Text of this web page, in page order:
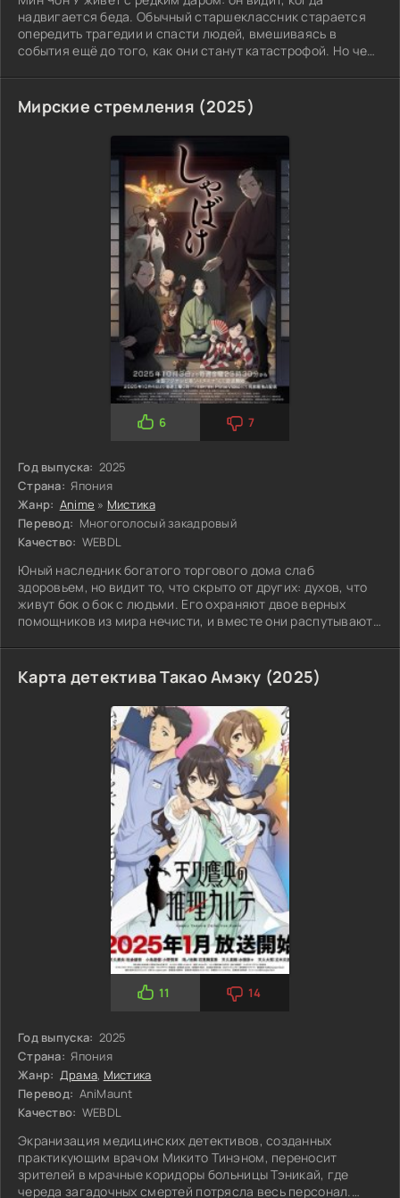
надвигается беда. Обычный старшеклассник старается
опередить трагедии и спасти людей, вмешиваясь в
события ещё до того, как они станут катастрофой. Но чем
подозрительнее это выглядит со стороны.
Мирские стремления (2025)
Год выпуска: 2025
Страна: Япония
Жанр: Anime » Мистика
Перевод: Многоголосый закадровый
Качество: WEBDL
Юный наследник богатого торгового дома слаб
здоровьем, но видит то, что скрыто от других: духов, что
живут бок о бок с людьми. Его охраняют двое верных
помощников из мира нечисти, и вместе они распутывают
обиды, тянущиеся из прошлого. В шумном
6 7
Карта детектива Такао Амэку (2025)
Год выпуска: 2025
Страна: Япония
Жанр: Драма, Мистика
Перевод: AniMaunt
Качество: WEBDL
Экранизация медицинских детективов, созданных
практикующим врачом Микито Тинэном, переносит
зрителей в мрачные коридоры больницы Тэникай, где
череда загадочных смертей потрясла весь персонал.
11 14